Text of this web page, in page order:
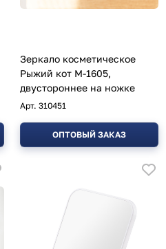
Зеркало косметическое
Рыжий кот M-1605,
двустороннее на ножке
Арт. 310451
ОПТОВЫЙ ЗАКАЗ